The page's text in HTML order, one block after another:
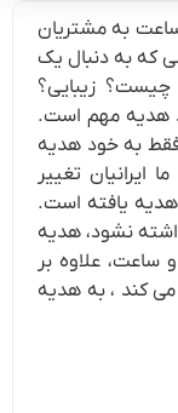
به مشتریان
که به دنبال یک
زیبایی؟
هدیه مهم است.
به خود هدیه
ایرانیان تغییر
هدیه یافته است.
نشود، هدیه
علاوه بر
کند ، به هدیه